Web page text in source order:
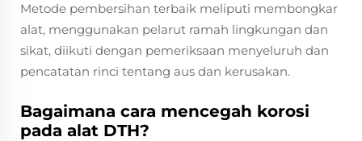
Metode pembersihan terbaik meliputi membongkar
alat, menggunakan pelarut ramah lingkungan dan
sikat, diikuti dengan pemeriksaan menyeluruh dan
pencatatan rinci tentang aus dan kerusakan.
Bagaimana cara mencegah korosi
pada alat DTH?